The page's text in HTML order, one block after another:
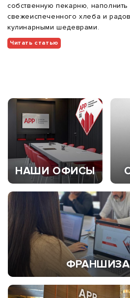
собственную пекарню,
свежеиспеченного хлеба и
кулинарными шедеврами.
Читать статью
НАШИ ОФИСЫ